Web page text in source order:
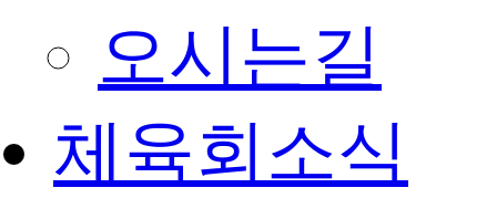
오시는길
체육회소식